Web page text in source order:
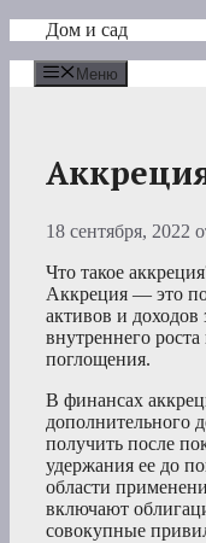
Перейти
содержимому
Дом и сад
Меню
18 сентября, 2022
Что такое
Аккреция — это
активов и доходов
внутреннего
поглощения.
В финансах
дополнительного
получить после
удержания ее до
области
включают
совокупные